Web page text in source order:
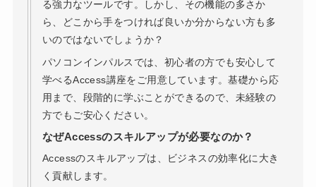
る強力なツールです。しかし、その機能の多さか
ら、どこから手をつければ良いか分からない方も多
いのではないでしょうか？
パソコンインパルスでは、初心者の方でも安心して
学べるAccess講座をご用意しています。基礎から応
用まで、段階的に学ぶことができるので、未経験の
方でもご安心ください。
なぜAccessのスキルアップが必要なのか？
Accessのスキルアップは、ビジネスの効率化に大き
く貢献します。